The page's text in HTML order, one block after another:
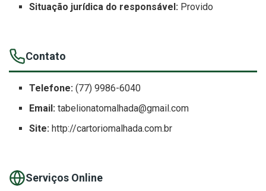
Situação jurídica do responsável: Provido
Contato
Telefone: (77) 9986-6040
Email: tabelionatomalhada@gmail.com
Site: http://cartoriomalhada.com.br
Serviços Online